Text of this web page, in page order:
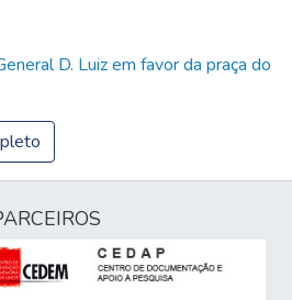
D. Luiz em favor da praça do